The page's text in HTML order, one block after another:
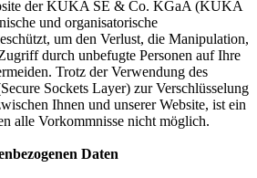
der KUKA SE & Co. KGaA (KUKA
und organisatorische
um den Verlust, die Manipulation,
durch unbefugte Personen auf Ihre
Trotz der Verwendung des
Sockets Layer) zur Verschlüsselung
Ihnen und unserer Website, ist ein
alle Vorkommnisse nicht möglich.
Daten